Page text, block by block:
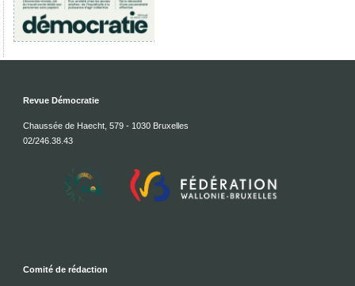
Revue Démocratie
Chaussée de Haecht, 579 - 1030 Bruxelles
02/246.38.43
Comité de rédaction